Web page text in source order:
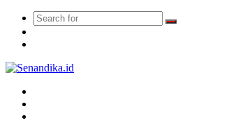
Search